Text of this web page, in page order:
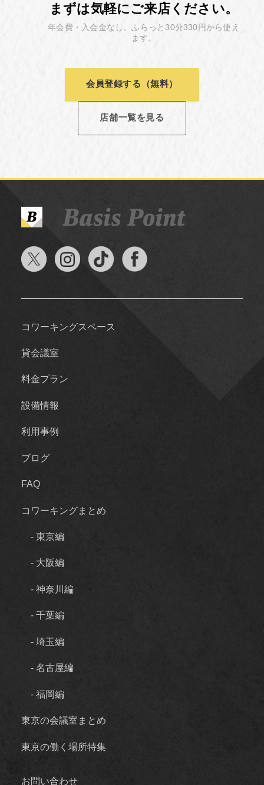
まずは気軽にご来店ください。
年会費・入会金なし。ふらっと30分330円から使え
ます。
会員登録する（無料）
店舗一覧を見る
コワーキングスペース
貸会議室
料金プラン
設備情報
利用事例
ブログ
FAQ
コワーキングまとめ
- 東京編
- 大阪編
- 神奈川編
- 千葉編
- 埼玉編
- 名古屋編
- 福岡編
東京の会議室まとめ
東京の働く場所特集
お問い合わせ